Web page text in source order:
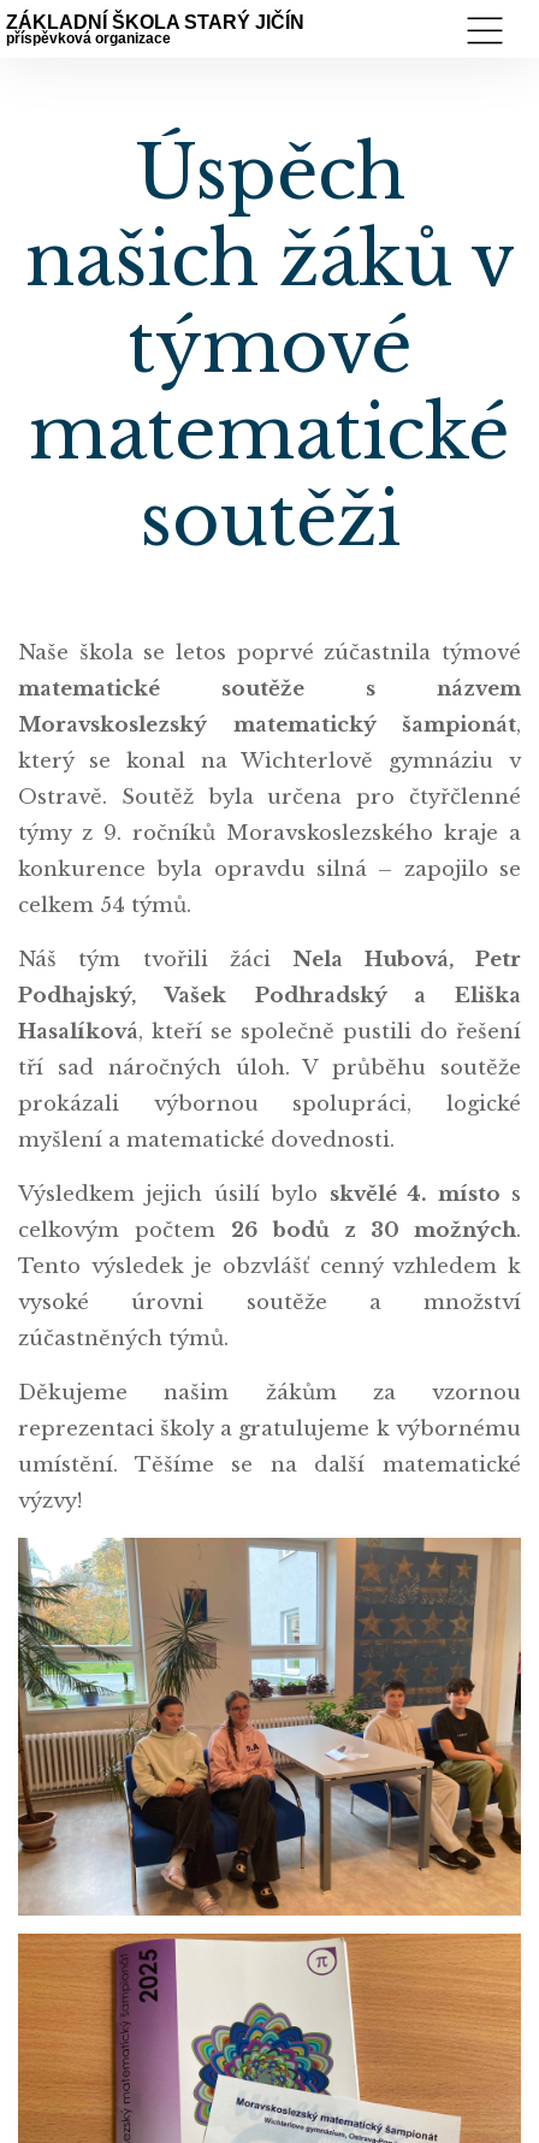
ZÁKLADNÍ ŠKOLA STARÝ JIČÍN
příspěvková organizace
Úspěch
našich žáků v
týmové
matematické
soutěži
Naše škola se letos poprvé zúčastnila týmové
matematické soutěže s názvem
Moravskoslezský matematický šampionát,
který se konal na Wichterlově gymnáziu v
Ostravě. Soutěž byla určena pro čtyřčlenné
týmy z 9. ročníků Moravskoslezského kraje a
konkurence byla opravdu silná – zapojilo se
celkem 54 týmů.
Náš tým tvořili žáci Nela Hubová, Petr
Podhajský, Vašek Podhradský a Eliška
Hasalíková, kteří se společně pustili do řešení
tří sad náročných úloh. V průběhu soutěže
prokázali výbornou spolupráci, logické
myšlení a matematické dovednosti.
Výsledkem jejich úsilí bylo skvělé 4. místo s
celkovým počtem 26 bodů z 30 možných.
Tento výsledek je obzvlášť cenný vzhledem k
vysoké úrovni soutěže a množství
zúčastněných týmů.
Děkujeme našim žákům za vzornou
reprezentaci školy a gratulujeme k výbornému
umístění. Těšíme se na další matematické
výzvy!